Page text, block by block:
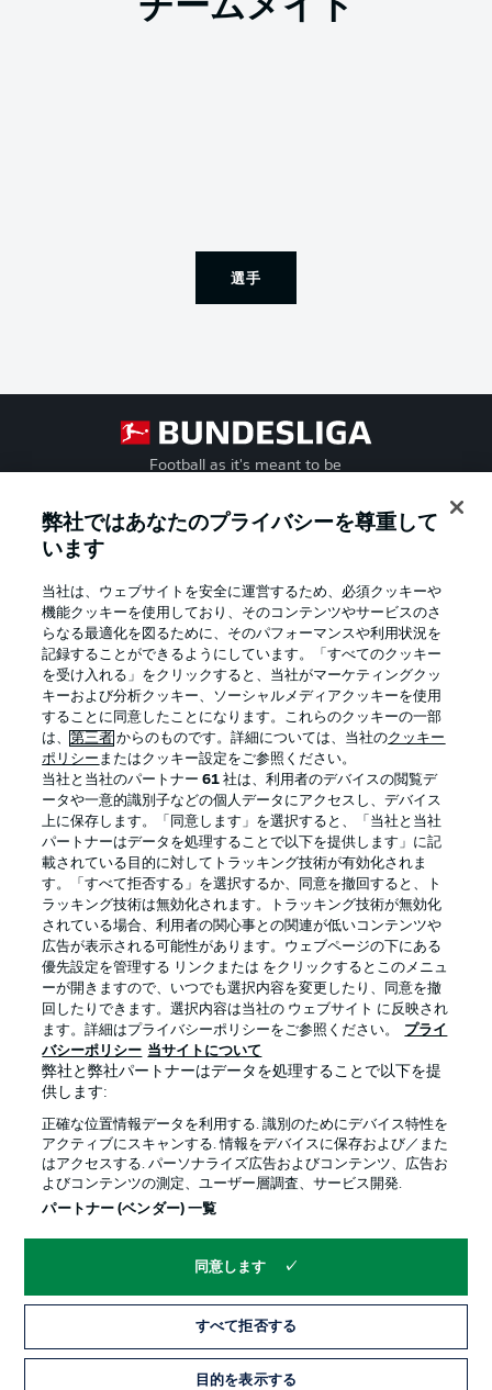
選手
Football as it's meant to be
Official Partners
プライバシー・ポリシー 優先設定を管理する
利用条件 放送局
求人 選手
当サイトについて
© 2026 Bundesliga-Gruppe GmbH
言語をお選びください
Display Mode
弊社ではあなたのプライバシーを尊重して
います
当社は、ウェブサイトを安全に運営するため、必須クッキーや
機能クッキーを使用しており、そのコンテンツやサービスのさ
らなる最適化を図るために、そのパフォーマンスや利用状況を
記録することができるようにしています。「すべてのクッキー
を受け入れる」をクリックすると、当社がマーケティングクッ
キーおよび分析クッキー、ソーシャルメディアクッキーを使用
することに同意したことになります。これらのクッキーの一部
は、第三者 からのものです。詳細については、当社のクッキー
ポリシー またはクッキー設定をご参照ください。
当社と当社のパートナー61 社は、利用者のデバイスの閲覧デ
ータや一意的識別子などの個人データにアクセスし、デバイス
上に保存します。「同意します」を選択すると、「当社と当社
パートナーはデータを処理することで以下を提供します」に記
載されている目的に対してトラッキング技術が有効化されま
す。「すべて拒否する」を選択するか、同意を撤回すると、ト
ラッキング技術は無効化されます。トラッキング技術が無効化
されている場合、利用者の関心事との関連が低いコンテンツや
広告が表示される可能性があります。ウェブページの下にある
優先設定を管理する リンクまたは をクリックするとこのメニュ
ーが開きますので、いつでも選択内容を変更したり、同意を撤
回したりできます。選択内容は当社の ウェブサイト に反映され
ます。詳細はプライバシーポリシーをご参照ください。
プライ
バシーポリシー 当サイトについて
弊社と弊社パートナーはデータを処理することで以下を提
供します:
正確な位置情報データを利用する. 識別のためにデバイス特性を
アクティブにスキャンする. 情報をデバイスに保存および／また
はアクセスする. パーソナライズ広告およびコンテンツ、広告お
よびコンテンツの測定、ユーザー層調査、サービス開発.
パートナー (ベンダー) 一覧
同意します
すべて拒否する
目的を表示する